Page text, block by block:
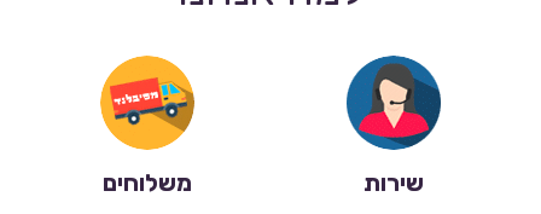
שירות משלוחים